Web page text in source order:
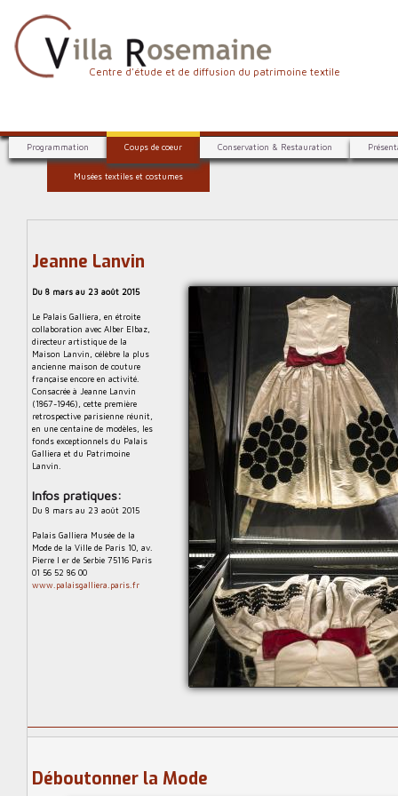
contenu
principal
l
l
a
o
m
a
i
n
e
Centre d'étude et de diffusion du patrimoine textile
e
Programmation Coups de coeur Conservation & Restauration
Musées textiles et costumes
Jeanne Lanvin
Du 8 mars au 23 août 2015
Le Palais Galliera, en étroite
collaboration avec Alber Elbaz,
directeur artistique de la
Maison Lanvin, célèbre la plus
ancienne maison de couture
française encore en activité.
Consacrée à Jeanne Lanvin
(1867-1946), cette première
retrospective parisienne réunit,
en une centaine de modèles, les
fonds exceptionnels du Palais
Galliera et du Patrimoine
Lanvin.
Infos pratiques:
Du 8 mars au 23 août 2015
Palais Galliera Musée de la
Mode de la Ville de Paris 10, av.
Pierre I er de Serbie 75116 Paris
01 56 52 86 00
www.palaisgalliera.paris.fr
Déboutonner la Mode